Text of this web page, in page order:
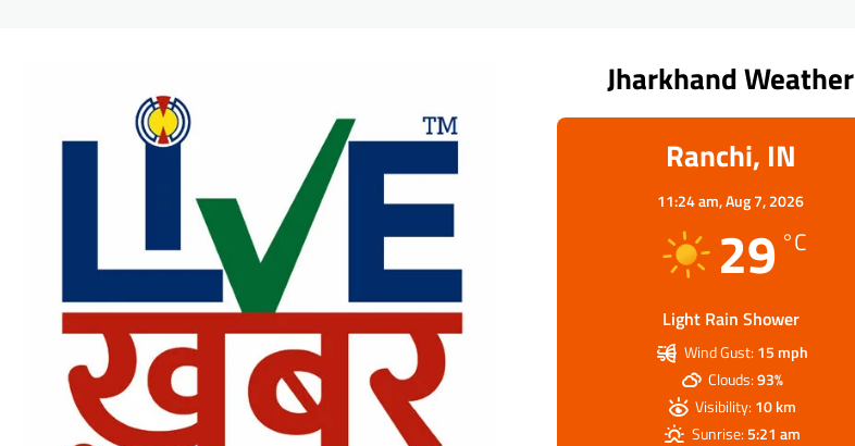
Jharkhand Weather
Ranchi, IN
11:24 am,Aug 7, 2026
29 °C
Light Rain Shower
Wind Gust: 15 mph
Clouds:93%
Visibility:10 km
Sunrise:5:21 am